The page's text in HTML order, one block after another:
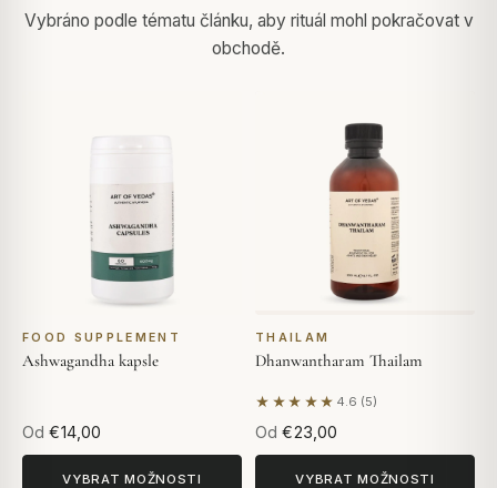
Vybráno podle tématu článku, aby rituál mohl pokračovat v
obchodě.
FOOD SUPPLEMENT
Ashwagandha kapsle
Od €14,00
VYBRAT MOŽNOSTI
THAILAM
Dhanwantharam Thailam
★★★★★ 4.6 (5)
Na základě 5 hodnocení
Od €23,00
VYBRAT MOŽNOSTI